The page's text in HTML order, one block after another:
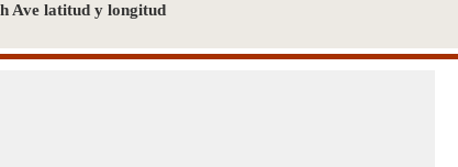
Ave latitud y longitud